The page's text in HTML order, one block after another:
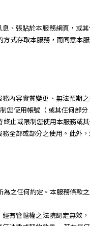
、張貼於本服務網頁，或
式存取本服務，而同意本
內容實質變更、無法預期
您使用帳號（ 或其任何部
止或限制您使用本服務或
全部或部分之使用。此外
之任何約定。本服務條款
有管轄權之法院認定無效